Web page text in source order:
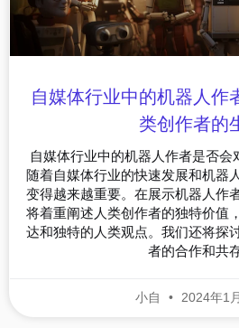
自媒体行业中的机器人作
类创作者的
自媒体行业中的机器人作者是否会
随着自媒体行业的快速发展和机器
变得越来越重要。在展示机器人作
将着重阐述人类创作者的独特价值
达和独特的人类观点。我们还将探
者的合作和共存
小自 2024年1